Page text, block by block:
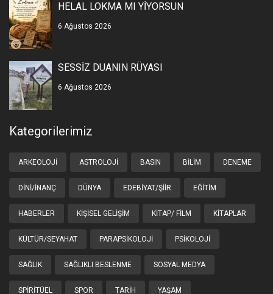
HELAL LOKMA MI YİYORSUN
6 Ağustos 2026
SESSİZ DUANIN RÜYASI
6 Ağustos 2026
Kategorilerimiz
ARKEOLOJI ASTROLOJI BASIN BILIM DENEME
DINI/İNANÇ DÜNYA EDEBIYAT/ŞIIR EĞITIM
HABERLER KIŞISEL GELIŞIM KITAP/ FILM KITAPLAR
KÜLTÜR/SEYAHAT PARAPSIKOLOJI PSIKOLOJI
SAĞLIK SAĞLIKLI BESLENME SOSYAL MEDYA
SPIRITÜEL SPOR TARIH YAŞAM